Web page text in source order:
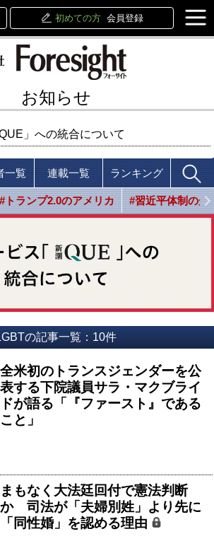
初めての方 会員登録
お知らせ
」への統合について
一覧 連載一覧 ランキング
#トランプ2.0のアメリカ #習近平体制の光
の記事一覧：10件
全米初のトランスジェンダーを公
表する下院議員サラ・マクブライ
ドが語る「『ファースト』である
こと」
まもなく大法廷回付で憲法判断
か 司法が「夫婦別姓」より先に
「同性婚」を認める理由